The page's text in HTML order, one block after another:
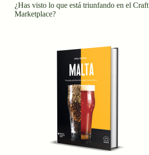
¿Has visto lo que está triunfando en el Craft
Marketplace?